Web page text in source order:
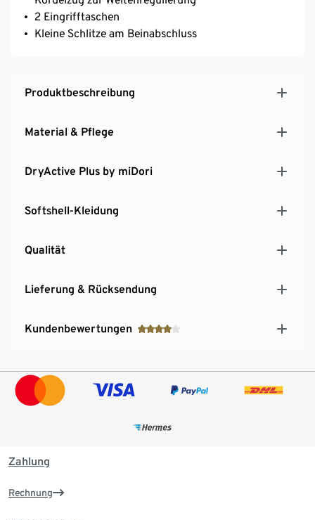
2 Eingrifftaschen
Kleine Schlitze am Beinabschluss
Produktbeschreibung
Material & Pflege
DryActive Plus by miDori
Softshell-Kleidung
Qualität
Lieferung & Rücksendung
Kundenbewertungen
Zahlung
Rechnung